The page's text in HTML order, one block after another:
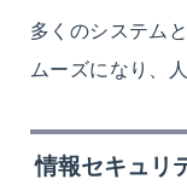
多くのシステム
ムーズになり、
情報セキュリ